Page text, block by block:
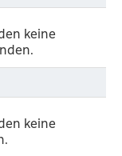
keine
keine